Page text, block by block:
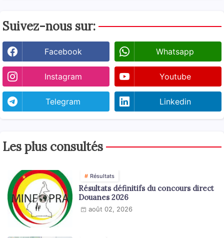
Suivez-nous sur:
Facebook Whatsapp
Instagram Youtube
Telegram Linkedin
Les plus consultés
Résultats
Résultats définitifs du concours direct
Douanes 2026
août 02, 2026